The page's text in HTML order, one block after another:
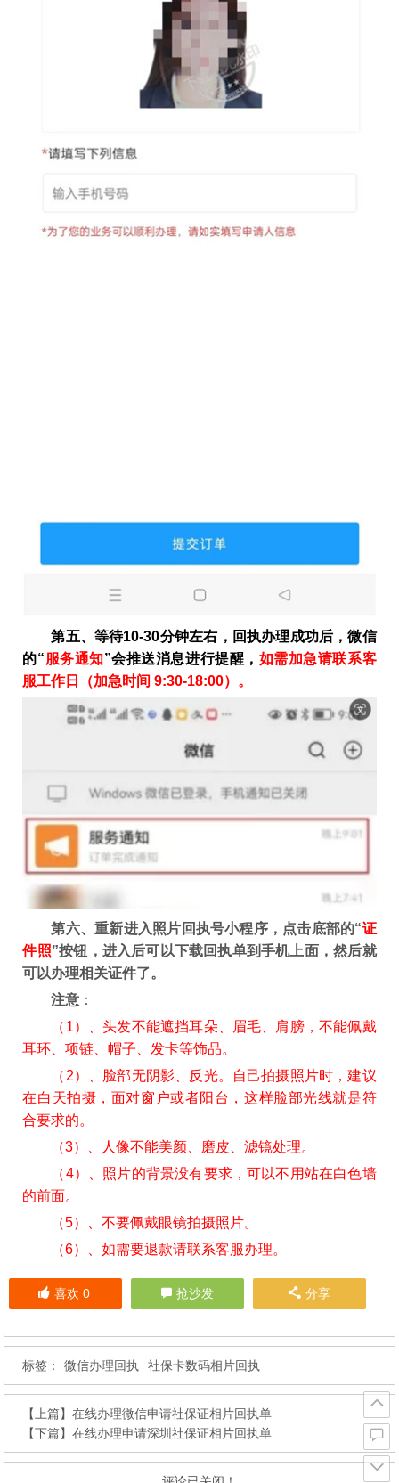
第五、等待10-30分钟左右，回执办理成功后，微信
的“服务通知”会推送消息进行提醒， 如需加急请联系客
服工作日（加急时间 9:30-18:00）。
第六、重新进入照片回执号小程序，点击底部的“证
件照”按钮，进入后可以下载回执单到手机上面，然后就
可以办理相关证件了。
注意 ：
（1）、头发不能遮挡耳朵、眉毛、肩膀，不能佩戴
耳环、项链、帽子、发卡等饰品。
（2）、脸部无阴影、反光。自己拍摄照片时，建议
在白天拍摄，面对窗户或者阳台，这样脸部光线就是符
合要求的。
（3）、人像不能美颜、磨皮、滤镜处理。
（4）、照片的背景没有要求，可以不用站在白色墙
的前面。
（5）、不要佩戴眼镜拍摄照片。
（6）、如需要退款请联系客服办理。
喜欢 0 抢沙发 分享
标签： 微信办理回执 社保卡数码相片回执
【上篇】在线办理微信申请社保证相片回执单
【下篇】在线办理申请深圳社保证相片回执单